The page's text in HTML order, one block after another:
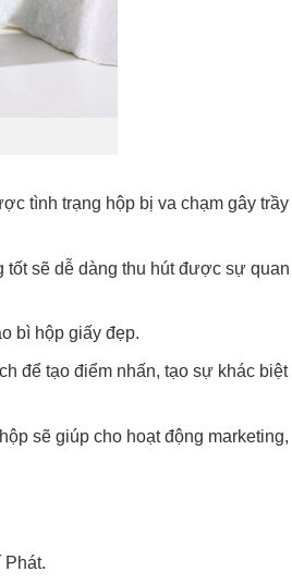
tình trạng hộp bị va chạm gây trầy
tốt sẽ dễ dàng thu hút được sự quan
bì hộp giấy đẹp.
để tạo điểm nhấn, tạo sự khác biệt
sẽ giúp cho hoạt động marketing,
Phát.